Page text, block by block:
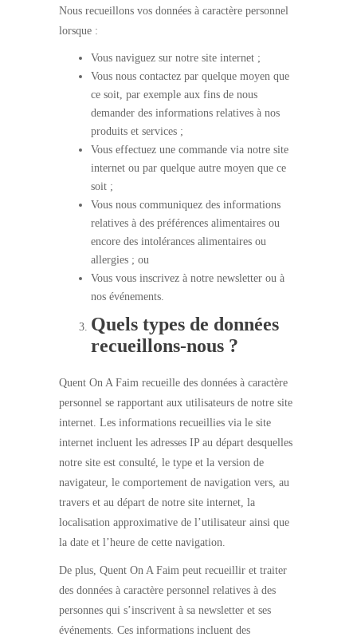
Nous recueillons vos données à caractère personnel
lorsque :
Vous naviguez sur notre site internet ;
Vous nous contactez par quelque moyen que
ce soit, par exemple aux fins de nous
demander des informations relatives à nos
produits et services ;
Vous effectuez une commande via notre site
internet ou par quelque autre moyen que ce
soit ;
Vous nous communiquez des informations
relatives à des préférences alimentaires ou
encore des intolérances alimentaires ou
allergies ; ou
Vous vous inscrivez à notre newsletter ou à
nos événements.
Quels types de données
recueillons-nous ?
Quent On A Faim recueille des données à caractère
personnel se rapportant aux utilisateurs de notre site
internet. Les informations recueillies via le site
internet incluent les adresses IP au départ desquelles
notre site est consulté, le type et la version de
navigateur, le comportement de navigation vers, au
travers et au départ de notre site internet, la
localisation approximative de l’utilisateur ainsi que
la date et l’heure de cette navigation.
De plus, Quent On A Faim peut recueillir et traiter
des données à caractère personnel relatives à des
personnes qui s’inscrivent à sa newsletter et ses
événements. Ces informations incluent des